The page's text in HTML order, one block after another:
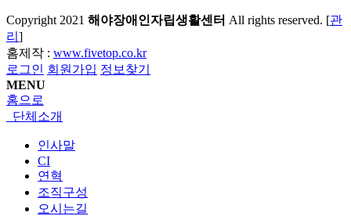
Copyright 2021 해야장애인자립생활센터 All rights reserved. [관
리 ]
홈제작 : www.fivetop.co.kr
로그인 회원가입 정보찾기
MENU
홈으로
단체소개
인사말
CI
연혁
조직구성
오시는길